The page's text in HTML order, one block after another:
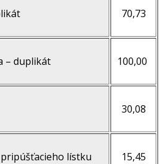
70,73
– duplikát 100,00
30,08
lístku 15,45